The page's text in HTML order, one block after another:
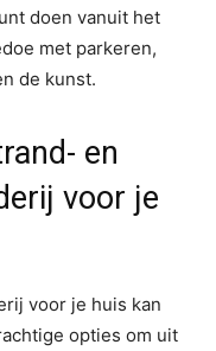
doen vanuit het
met parkeren,
de kunst.
en
voor je
voor je huis kan
opties om uit